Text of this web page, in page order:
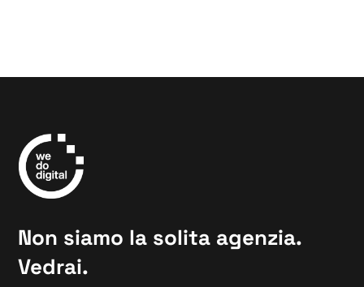
Non siamo la solita agenzia.
Vedrai.